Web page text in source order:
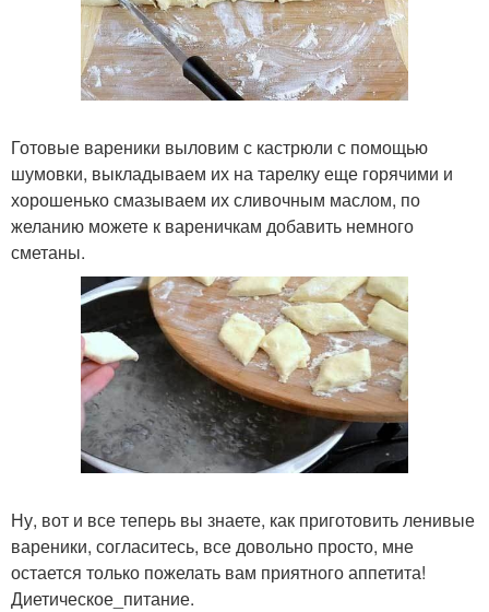
Готовые вареники выловим с кастрюли с помощью
шумовки, выкладываем их на тарелку еще горячими и
хорошенько смазываем их сливочным маслом, по
желанию можете к вареничкам добавить немного
сметаны.
Ну, вот и все теперь вы знаете, как приготовить ленивые
вареники, согласитесь, все довольно просто, мне
остается только пожелать вам приятного аппетита!
Диетическое_питание.